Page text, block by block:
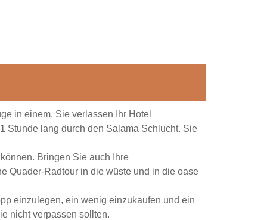
in einem. Sie verlassen Ihr Hotel
Stunde lang durch den Salama Schlucht. Sie
Bringen Sie auch Ihre
Quader-Radtour in die wüste und in die oase
einzulegen, ein wenig einzukaufen und ein
nicht verpassen sollten.